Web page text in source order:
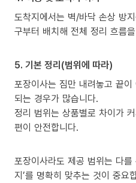
도착지에서는 벽/바닥 손상 방
구부터 배치해 전체 정리 흐름
5. 기본 정리(범위에 따라)
포장이사는 짐만 내려놓고 끝
되는 경우가 많습니다.
정리 범위는 상품별로 차이가
편이 안전합니다.
포장이사라도 제공 범위는 다를
지’를 명확히 맞추는 것이 중요